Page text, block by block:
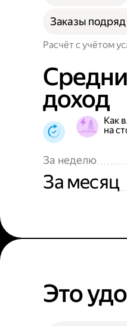
Расчёт с учётом
Заказы подряд
доход
Как
на
За неделю
За месяц
Это